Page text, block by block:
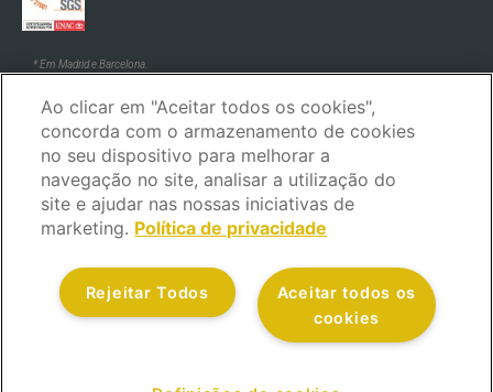
* Em Madrid e Barcelona.
Aviso legal Política de privacidade Política de cookies
Política de segurança Código de ética e de conduta
Canal de reclamações
Serviço ao cliente
Política de qualidade
Todos os direitos reservados.
Ao clicar em "Aceitar todos os cookies",
concorda com o armazenamento de cookies
no seu dispositivo para melhorar a
navegação no site, analisar a utilização do
site e ajudar nas nossas iniciativas de
marketing. Política de privacidade
Aceitar todos os
cookies
Rejeitar Todos